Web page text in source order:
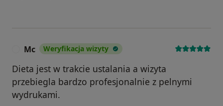
Mc Weryfikacja wizyty
Dieta jest w trakcie ustalania a wizyta
przebiegla bardzo profesjonalnie z pelnymi
wydrukami.